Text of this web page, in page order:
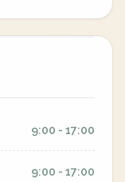
9:00 - 17:00
9:00 - 17:00